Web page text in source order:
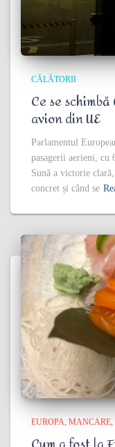
CĂLĂTORII
Ce se
avion din UE
Parlamentul
pasagerii aerieni, cu
Sună a victorie
concret și când se
EUROPA MANCARE